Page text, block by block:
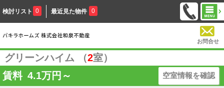
検討リスト 0 最近見た物件 0
お問合せ
グリーンハイム （2室）
賃料 4.1万円～ 空室情報を確認